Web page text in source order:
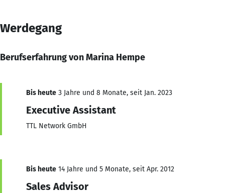
Werdegang
Berufserfahrung von Marina Hempe
Bis heute 3 Jahre und 8 Monate, seit Jan. 2023
Executive Assistant
TTL Network GmbH
Bis heute 14 Jahre und 5 Monate, seit Apr. 2012
Sales Advisor